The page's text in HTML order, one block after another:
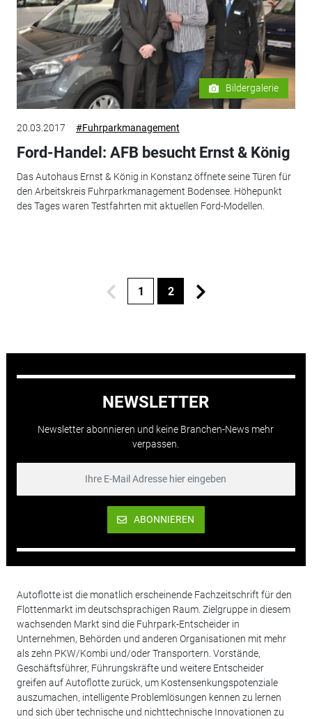
Bildergalerie
20.03.2017 #Fuhrparkmanagement
Ford-Handel: AFB besucht Ernst & König
Das Autohaus Ernst & König in Konstanz öffnete seine Türen für
den Arbeitskreis Fuhrparkmanagement Bodensee. Höhepunkt
des Tages waren Testfahrten mit aktuellen Ford-Modellen.
1 2
NEWSLETTER
Newsletter abonnieren und keine Branchen-News mehr
verpassen.
ABONNIEREN
Autoflotte ist die monatlich erscheinende Fachzeitschrift für den
Flottenmarkt im deutschsprachigen Raum. Zielgruppe in diesem
wachsenden Markt sind die Fuhrpark-Entscheider in
Unternehmen, Behörden und anderen Organisationen mit mehr
als zehn PKW/Kombi und/oder Transportern. Vorstände,
Geschäftsführer, Führungskräfte und weitere Entscheider
greifen auf Autoflotte zurück, um Kostensenkungspotenziale
auszumachen, intelligente Problemlösungen kennen zu lernen
und sich über technische und nichttechnische Innovationen zu